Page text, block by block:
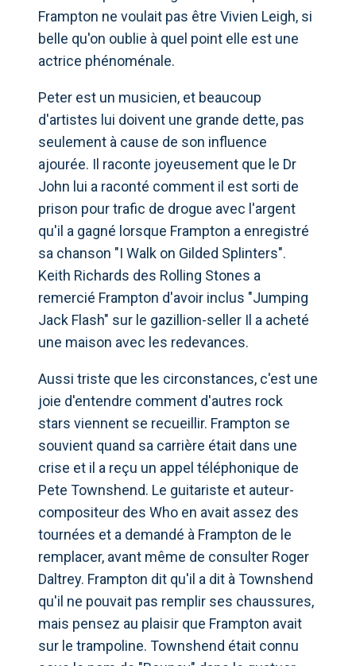
Frampton ne voulait pas être Vivien Leigh, si
belle qu'on oublie à quel point elle est une
actrice phénoménale.
Peter est un musicien, et beaucoup
d'artistes lui doivent une grande dette, pas
seulement à cause de son influence
ajourée. Il raconte joyeusement que le Dr
John lui a raconté comment il est sorti de
prison pour trafic de drogue avec l'argent
qu'il a gagné lorsque Frampton a enregistré
sa chanson "I Walk on Gilded Splinters".
Keith Richards des Rolling Stones a
remercié Frampton d'avoir inclus "Jumping
Jack Flash" sur le gazillion-seller Il a acheté
une maison avec les redevances.
Aussi triste que les circonstances, c'est une
joie d'entendre comment d'autres rock
stars viennent se recueillir. Frampton se
souvient quand sa carrière était dans une
crise et il a reçu un appel téléphonique de
Pete Townshend. Le guitariste et auteur-
compositeur des Who en avait assez des
tournées et a demandé à Frampton de le
remplacer, avant même de consulter Roger
Daltrey. Frampton dit qu'il a dit à Townshend
qu'il ne pouvait pas remplir ses chaussures,
mais pensez au plaisir que Frampton avait
sur le trampoline. Townshend était connu